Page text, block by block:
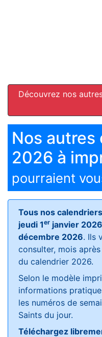
Découvrez nos
Nos autres
2026 à
pourraient
Tous nos
jeudi 1er janvier
décembre 2026. Ils
consulter, mois
du calendrier 2026.
Selon le modèle
informations
les numéros de
Saints du jour.
Téléchargez